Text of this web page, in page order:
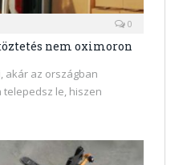
0
nem oximoron
akár az országban
le, hiszen